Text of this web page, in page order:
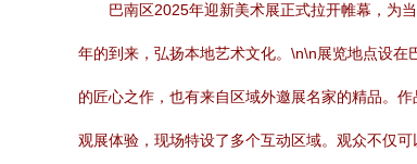
巴南区2025年迎新美术展正式拉开帷幕，为
年的到来，弘扬本地艺术文化。\n\n展览地点设
的匠心之作，也有来自区域外邀展名家的精品。
观展体验，现场特设了多个互动区域。观众不仅